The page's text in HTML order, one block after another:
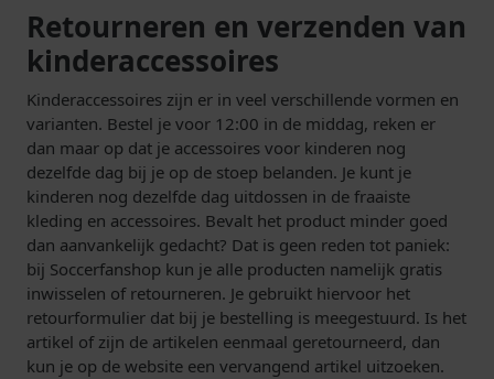
Retourneren en verzenden van
kinderaccessoires
Kinderaccessoires zijn er in veel verschillende vormen en
varianten. Bestel je voor 12:00 in de middag, reken er
dan maar op dat je accessoires voor kinderen nog
dezelfde dag bij je op de stoep belanden. Je kunt je
kinderen nog dezelfde dag uitdossen in de fraaiste
kleding en accessoires. Bevalt het product minder goed
dan aanvankelijk gedacht? Dat is geen reden tot paniek:
bij Soccerfanshop kun je alle producten namelijk gratis
inwisselen of retourneren. Je gebruikt hiervoor het
retourformulier dat bij je bestelling is meegestuurd. Is het
artikel of zijn de artikelen eenmaal geretourneerd, dan
kun je op de website een vervangend artikel uitzoeken.